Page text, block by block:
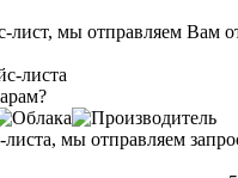
лист, мы отправляем Вам
листа
мы отправляем